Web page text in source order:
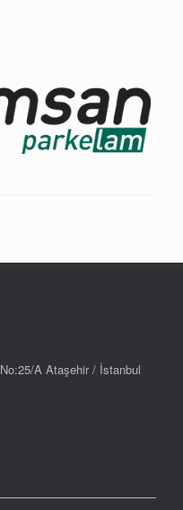
A Ataşehir / İstanbul